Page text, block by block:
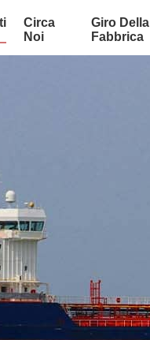
Circa
Noi
Giro Della
Fabbrica